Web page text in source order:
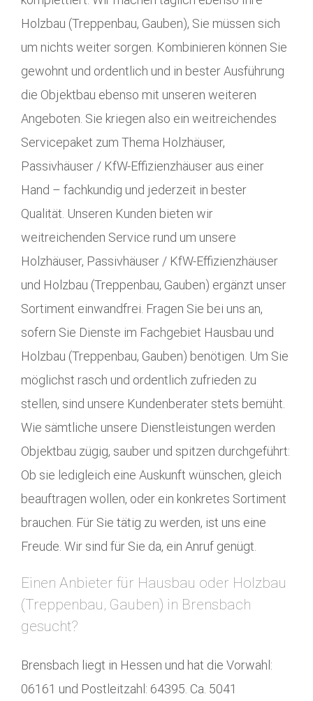
Holzbau (Treppenbau, Gauben), Sie müssen sich
um nichts weiter sorgen. Kombinieren können Sie
gewohnt und ordentlich und in bester Ausführung
die Objektbau ebenso mit unseren weiteren
Angeboten. Sie kriegen also ein weitreichendes
Servicepaket zum Thema Holzhäuser,
Passivhäuser / KfW-Effizienzhäuser aus einer
Hand – fachkundig und jederzeit in bester
Qualität. Unseren Kunden bieten wir
weitreichenden Service rund um unsere
Holzhäuser, Passivhäuser / KfW-Effizienzhäuser
und Holzbau (Treppenbau, Gauben) ergänzt unser
Sortiment einwandfrei. Fragen Sie bei uns an,
sofern Sie Dienste im Fachgebiet Hausbau und
Holzbau (Treppenbau, Gauben) benötigen. Um Sie
möglichst rasch und ordentlich zufrieden zu
stellen, sind unsere Kundenberater stets bemüht.
Wie sämtliche unsere Dienstleistungen werden
Objektbau zügig, sauber und spitzen durchgeführt:
Ob sie ledigleich eine Auskunft wünschen, gleich
beauftragen wollen, oder ein konkretes Sortiment
brauchen. Für Sie tätig zu werden, ist uns eine
Freude. Wir sind für Sie da, ein Anruf genügt.
Einen Anbieter für Hausbau oder Holzbau
(Treppenbau, Gauben) in Brensbach
gesucht?
Brensbach liegt in Hessen und hat die Vorwahl:
06161 und Postleitzahl: 64395. Ca. 5041